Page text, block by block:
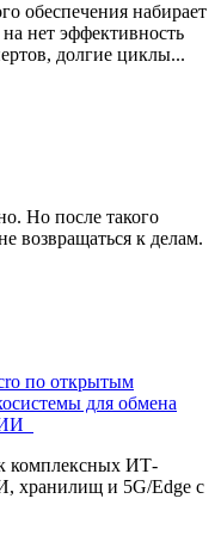
обеспечения набирает
нет эффективность
долгие циклы...
Но после такого
возвращаться к делам.
по открытым
для обмена
комплексных ИТ-
хранилищ и 5G/Edge с